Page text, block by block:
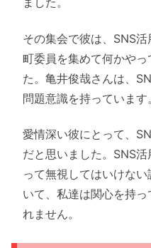
その集会で彼は、SNS
町委員を集めて何かや
た。亀井俊哉さんは、
問題意識を持っています。
愛情深い彼にとって、
だと思いました。SNS
って無視してはいけな
いて、私達は関心を持
れません。